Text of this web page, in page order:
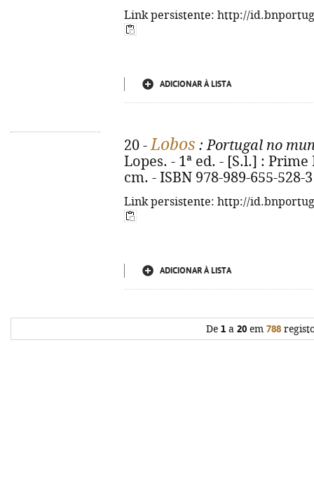
Link persistente: http://
ADICIONAR À LISTA
20 -Lobos : Portugal no
Lopes. - 1ª ed. - [S.l.] :
cm. - ISBN 978-989-655-528-3
Link persistente: http://
ADICIONAR À LISTA
De 1 a 20 em 788